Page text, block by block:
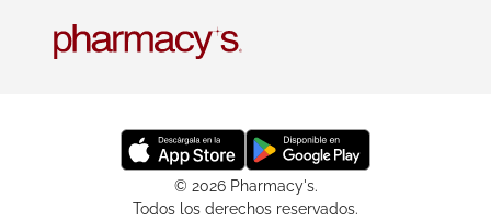
© 2026 Pharmacy's.
Todos los derechos reservados.